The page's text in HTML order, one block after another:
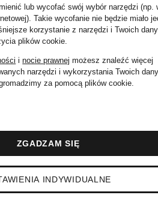
+ rabat
promocyjny
lub wycofać swój wybór narzędzi (np.
Takie wycofanie nie będzie miało
korzystanie z narzędzi i Twoich
plików cookie.
inocie prawnej możesz znaleźć więcej
narzędzi i wykorzystania Twoich
za pomocą plików cookie.
INDYWIDUALNE
ZGADZAM SIĘ